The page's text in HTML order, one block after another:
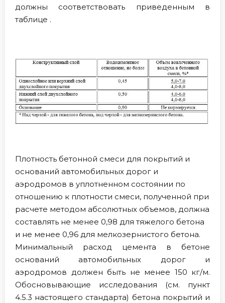
должны соответствовать приведенным в
таблице .
Плотность бетонной смеси для покрытий и
оснований автомобильных дорог и
аэродромов в уплотненном состоянии по
отношению к плотности смеси, полученной при
расчете методом абсолютных объемов, должна
составлять не менее 0,98 для тяжелого бетона
и не менее 0,96 для мелкозернистого бетона.
Минимальный расход цемента в бетоне
оснований автомобильных дорог и
аэродромов должен быть не менее 150 кг/м.
Обосновывающие исследования (см. пункт
4.5.3 настоящего стандарта) бетона покрытий и